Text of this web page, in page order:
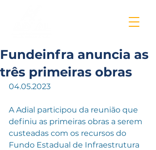
Fundeinfra anuncia as
três primeiras obras
04.05.2023
A Adial participou da reunião que
definiu as primeiras obras a serem
custeadas com os recursos do
Fundo Estadual de Infraestrutura